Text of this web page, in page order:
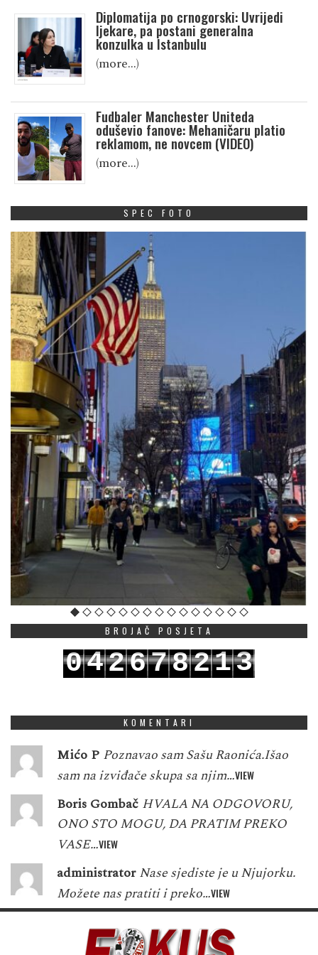
Diplomatija po crnogorski: Uvrijedi
ljekare, pa postani generalna
konzulka u Istanbulu
(more…)
Fudbaler Manchester Uniteda
oduševio fanove: Mehaničaru platio
reklamom, ne novcem (VIDEO)
(more…)
SPEC FOTO
BROJAČ POSJETA
042678213
KOMENTARI
Mićo P Poznavao sam Sašu Raonića.Išao
sam na izviđače skupa sa njim…VIEW
Boris Gombač HVALA NA ODGOVORU,
ONO STO MOGU, DA PRATIM PREKO
VASE…VIEW
administrator Nase sjediste je u Njujorku.
Možete nas pratiti i preko…VIEW